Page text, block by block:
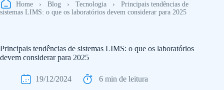
Home › Blog › Tecnologia ›
Principais tendências de
sistemas LIMS: o que os laboratórios devem considerar para 2025
Principais tendências de sistemas LIMS: o que os laboratórios
devem considerar para 2025
19/12/2024 6 min de leitura